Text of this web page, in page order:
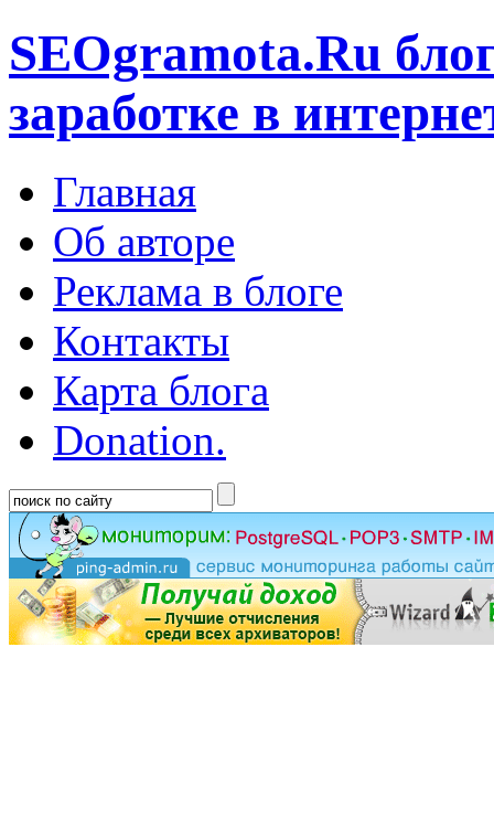
SEOgramota.Ru
заработке в
Главная
Об авторе
Реклама в блоге
Контакты
Карта блога
Donation.